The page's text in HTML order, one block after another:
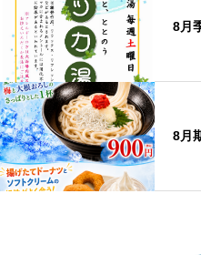
8月
8月